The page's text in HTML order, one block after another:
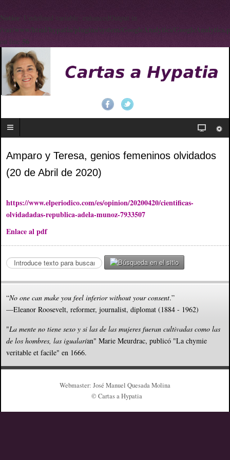
Notice : Undefined variable: enhancedOutput in
/var/www/html/hypatia/plugins/system/GoogleAnalytics/
on line 56
Amparo y Teresa, genios femeninos olvidados
(20 de Abril de 2020)
https://www.elperiodico.com/es/opinion/20200420/cientificas-
olvidadadas-republica-adela-munoz-7933507
Enlace al pdf
S
e
a
h
.
“No one can make you feel inferior without your consent.”
—Eleanor Roosevelt, reformer, journalist, diplomat (1884 - 1962)
"La mente no tiene sexo y si las de las mujeres fueran cultivadas como las
de los hombres, las igualarían" Marie Meurdrac, publicó "La chymie
veritable et facile" en 1666.
Webmaster: José Manuel Quesada Molina
© Cartas a Hypatia